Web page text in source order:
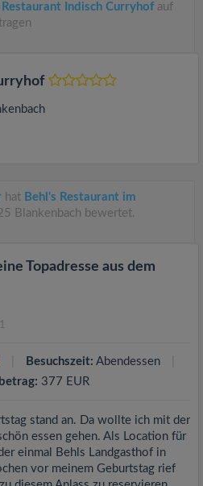
Restaurant Indisch Curryhof auf
hat Behl's Restaurant im
Blankenbach bewertet.
Topadresse aus dem
Besuchszeit: Abendessen
377 EUR
stand an. Da wollte ich mit der
essen gehen. Als Location für
einmal Behls Landgasthof in
vor meinem Geburtstag rief